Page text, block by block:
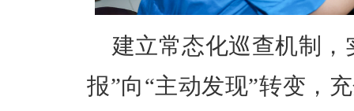
建立常态化巡查机制，
报”向“主动发现”转变，